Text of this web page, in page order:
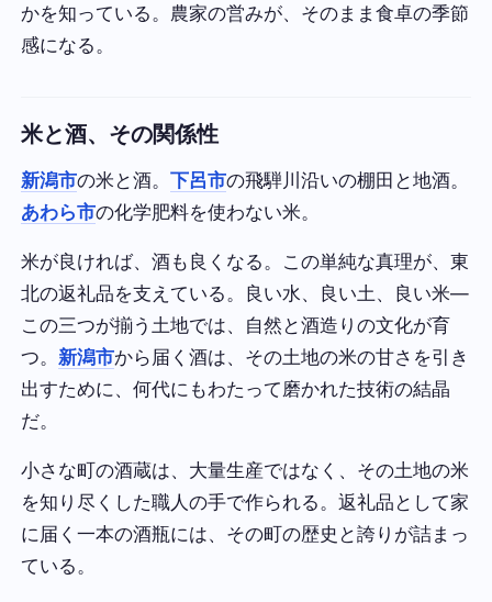
かを知っている。農家の営みが、そのまま食卓の季節
感になる。
米と酒、その関係性
新潟市の米と酒。下呂市の飛騨川沿いの棚田と地酒。
あわら市の化学肥料を使わない米。
米が良ければ、酒も良くなる。この単純な真理が、東
北の返礼品を支えている。良い水、良い土、良い米—
この三つが揃う土地では、自然と酒造りの文化が育
つ。 新潟市から届く酒は、その土地の米の甘さを引き
出すために、何代にもわたって磨かれた技術の結晶
だ。
小さな町の酒蔵は、大量生産ではなく、その土地の米
を知り尽くした職人の手で作られる。返礼品として家
に届く一本の酒瓶には、その町の歴史と誇りが詰まっ
ている。